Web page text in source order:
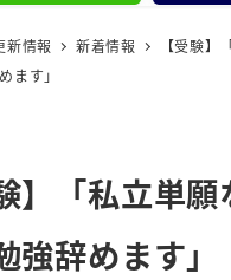
新情報 新着情報
【受験】
ます」
】「私立単
強辞めます」